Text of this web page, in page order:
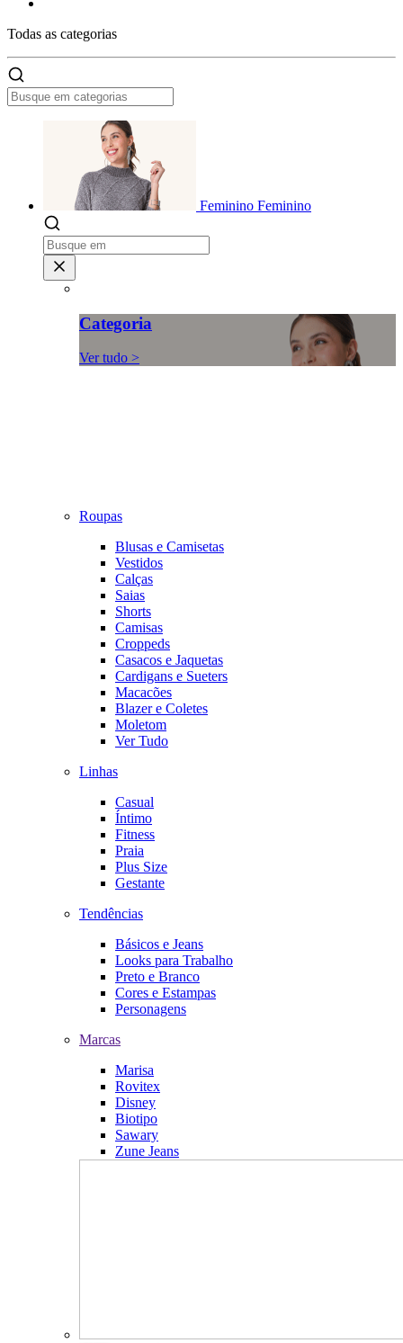
Todas as categorias
Feminino Feminino
Categoria
Ver tudo >
Roupas
Blusas e Camisetas
Vestidos
Calças
Saias
Shorts
Camisas
Croppeds
Casacos e Jaquetas
Cardigans e Sueters
Macacões
Blazer e Coletes
Moletom
Ver Tudo
Linhas
Casual
Íntimo
Fitness
Praia
Plus Size
Gestante
Tendências
Básicos e Jeans
Looks para Trabalho
Preto e Branco
Cores e Estampas
Personagens
Marcas
Marisa
Rovitex
Disney
Biotipo
Sawary
Zune Jeans